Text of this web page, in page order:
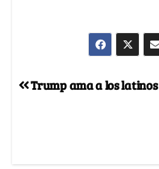
Trump ama a los latinos